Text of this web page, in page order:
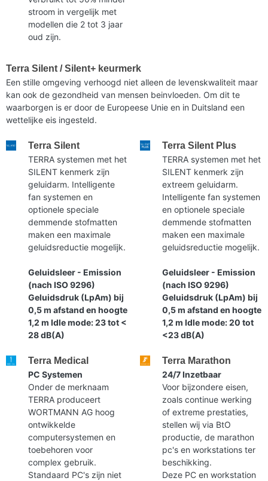
stroom in vergelijk met
modellen die 2 tot 3 jaar
oud zijn.
Terra Silent / Silent+ keurmerk
Een stille omgeving verhoogd niet alleen de levenskwaliteit maar
kan ook de gezondheid van mensen beinvloeden. Om dit te
waarborgen is er door de Europeese Unie en in Duitsland een
wettelijke eis ingesteld.
Terra Silent
TERRA systemen met het
SILENT kenmerk zijn
geluidarm. Intelligente
fan systemen en
optionele speciale
demmende stofmatten
maken een maximale
geluidsreductie mogelijk.
Geluidsleer - Emission
(nach ISO 9296)
Geluidsdruk (LpAm) bij
0,5 m afstand en hoogte
1,2 m Idle mode: 23 tot <
28 dB(A)
Terra Silent Plus
TERRA systemen met het
SILENT kenmerk zijn
extreem geluidarm.
Intelligente fan systemen
en optionele speciale
demmende stofmatten
maken een maximale
geluidsreductie mogelijk.
Geluidsleer - Emission
(nach ISO 9296)
Geluidsdruk (LpAm) bij
0,5 m afstand en hoogte
1,2 m Idle mode: 20 tot
<23 dB(A)
Terra Medical
PC Systemen
Onder de merknaam
TERRA produceert
WORTMANN AG hoog
ontwikkelde
computersystemen en
toebehoren voor
complex gebruik.
Standaard PC's zijn niet
Terra Marathon
24/7 Inzetbaar
Voor bijzondere eisen,
zoals continue werking
of extreme prestaties,
stellen wij via BtO
productie, de marathon
pc's en workstations ter
beschikking.
Deze PC en workstation